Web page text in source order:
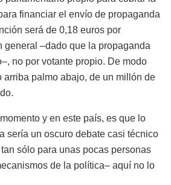
financiar el envío de propaganda
será de 0,18 euros por
general –dado que la propaganda
no por votante propio. De modo
arriba palmo abajo, de un millón de
y en este país, es que lo
sería un oscuro debate casi técnico
sólo para unas pocas personas
de la política– aquí no lo